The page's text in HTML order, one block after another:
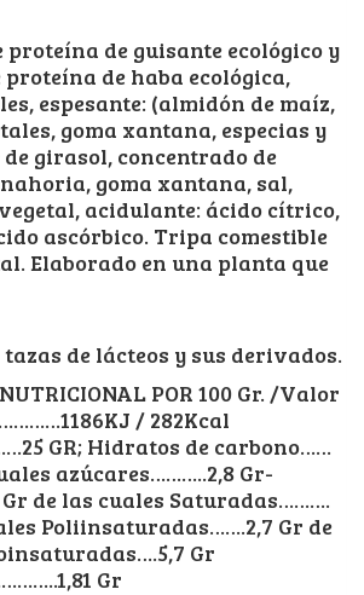
proteína de guisante ecológico y
de haba ecológica,
espesante: (almidón de maíz,
goma xantana, especias y
girasol, concentrado de
goma xantana, sal,
acidulante: ácido cítrico,
ascórbico. Tripa comestible
Elaborado en una planta que
de lácteos y sus derivados.
POR 100 Gr. /Valor
/ 282Kcal
GR; Hidratos de carbono……
azúcares………..2,8 Gr-
de las cuales Saturadas……….
Poliinsaturadas…….2,7 Gr de
Gr
Gr